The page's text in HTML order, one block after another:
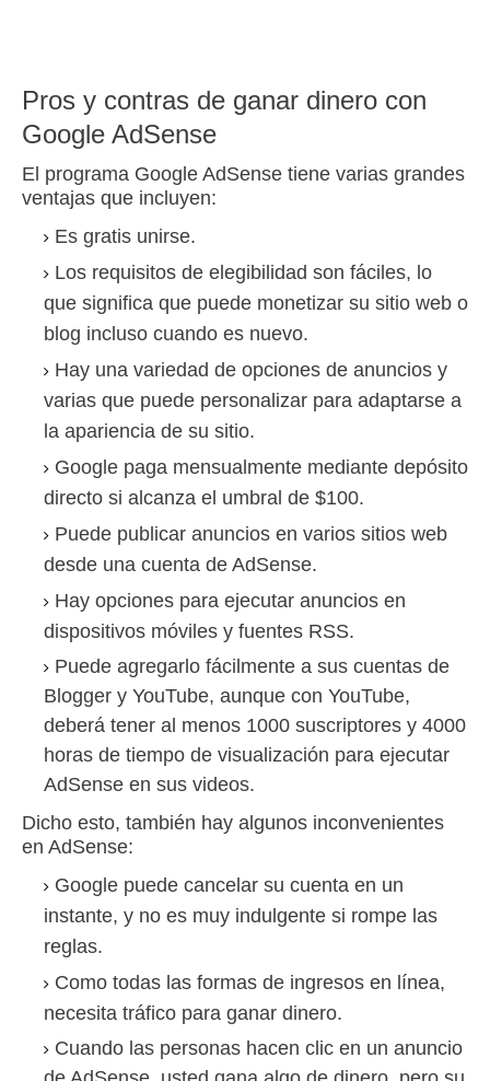
Pros y contras de ganar dinero con
Google AdSense
El programa Google AdSense tiene varias grandes
ventajas que incluyen:
Es gratis unirse.
Los requisitos de elegibilidad son fáciles, lo
que significa que puede monetizar su sitio web o
blog incluso cuando es nuevo.
Hay una variedad de opciones de anuncios y
varias que puede personalizar para adaptarse a
la apariencia de su sitio.
Google paga mensualmente mediante depósito
directo si alcanza el umbral de $100.
Puede publicar anuncios en varios sitios web
desde una cuenta de AdSense.
Hay opciones para ejecutar anuncios en
dispositivos móviles y fuentes RSS.
Puede agregarlo fácilmente a sus cuentas de
Blogger y YouTube, aunque con YouTube,
deberá tener al menos 1000 suscriptores y 4000
horas de tiempo de visualización para ejecutar
AdSense en sus videos.
Dicho esto, también hay algunos inconvenientes
en AdSense:
Google puede cancelar su cuenta en un
instante, y no es muy indulgente si rompe las
reglas.
Como todas las formas de ingresos en línea,
necesita tráfico para ganar dinero.
Cuando las personas hacen clic en un anuncio